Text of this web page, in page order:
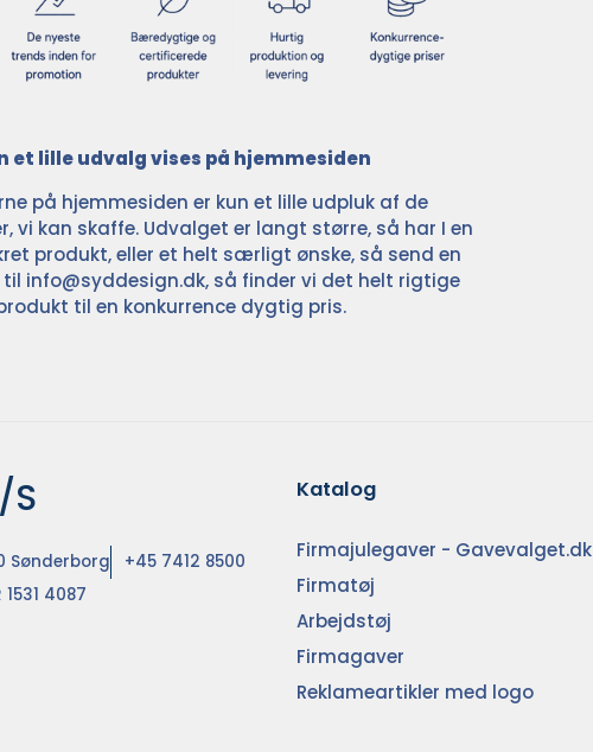
et lille udvalg vises på hjemmesiden
på hjemmesiden er kun et lille udpluk af de
vi kan skaffe. Udvalget er langt større, så har I en
produkt, eller et helt særligt ønske, så send en
til info@syddesign.dk, så finder vi det helt rigtige
til en konkurrence dygtig pris.
S
Sønderborg
+45 7412 8500
1531 4087
Katalog
Firmajulegaver - Gavevalget.dk
Firmatøj
Arbejdstøj
Firmagaver
Reklameartikler med logo